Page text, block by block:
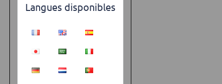
Langues disponibles